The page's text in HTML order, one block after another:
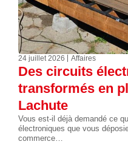
24 juillet 2026 Affaires
Des circuits
transformés en
Lachute
Vous est-il déjà demandé ce
électroniques que vous
commerce…